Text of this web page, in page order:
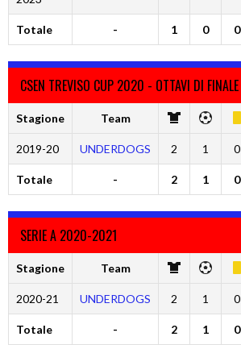
Totale - 1 0 0
CSEN TREVISO CUP 2020 - OTTAVI DI FINALE
Stagione Team
2019-20 UNDERDOGS 2 1 0
Totale - 2 1 0
SERIE A 2020-2021
Stagione Team
2020-21 UNDERDOGS 2 1 0
Totale - 2 1 0